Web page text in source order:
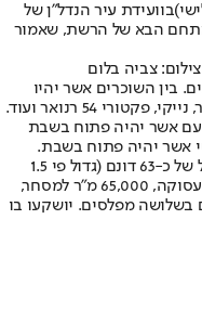
בוועידת עיר הנדל"ן של
הבא של הרשת, שאמור
צביה בלום
בין השוכרים אשר יהיו
במקום: קבוצת פוקס אשר תשכור 7,000 מ"ר, נייקי, פקטורי 54 רנואר ועוד.
אשר יהיה פתוח בשבת
אשר יהיה פתוח בשבת.
ביג פאשן פתח תקווה משתרע על שטח כולל של כ-63 דונם (גדול פי 1.5
מהמתחם בגלילות) ויכיל כ- 250,000 מ"ר תעסוקה, 65,000 מ"ר למסחר,
150,000 מ"ר חניונים בשלושה מפלסים. יושקעו בו